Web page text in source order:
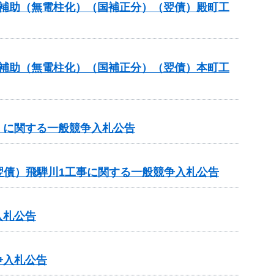
（無電柱化）（国補正分）（翌債）殿町工
（無電柱化）（国補正分）（翌債）本町工
関する一般競争入札公告
）飛騨川1工事に関する一般競争入札公告
公告
札公告